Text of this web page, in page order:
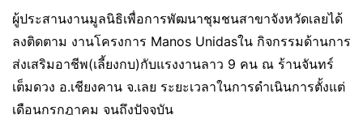
ผู้ประสานงานมูลนิธิเพื่อการพัฒนาชุมชนสาขาจังหวัดเลยได้
ลงติดตาม งานโครงการ Manos Unidasใน กิจกรรมด้านการ
ส่งเสริมอาชีพ(เลี้ยงกบ)กับแรงงานลาว 9 คน ณ ร้านจันทร์
เต็มดวง อ.เชียงคาน จ.เลย ระยะเวลาในการดำเนินการตั้งแต่
เดือนกรกฎาคม จนถึงปัจจุบัน